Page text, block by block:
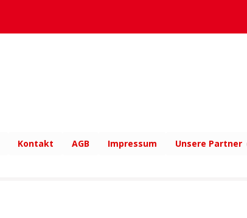
Kontakt AGB Impressum Unsere Partner